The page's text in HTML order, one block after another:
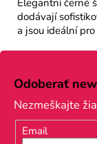
Elegantní černé
dodávají
a jsou ideální
Z
Odoberať
Nezmeškajte
Email